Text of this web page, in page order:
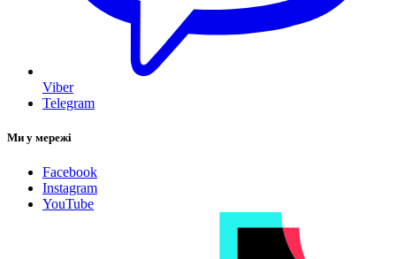
Viber
Telegram
Ми у мережі
Facebook
Instagram
YouTube